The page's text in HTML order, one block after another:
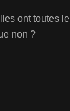
ont toutes le
non ?